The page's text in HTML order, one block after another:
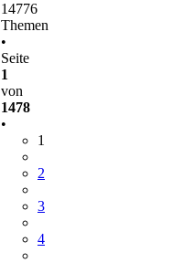
14776
Themen
•
Seite
1
von
1478
•
1
2
3
4